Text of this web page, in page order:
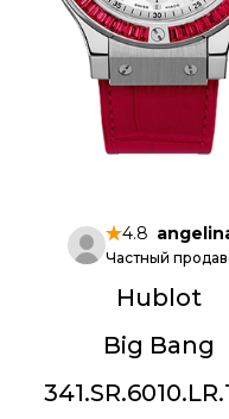
4.8
Частный
Hublot
Big Bang